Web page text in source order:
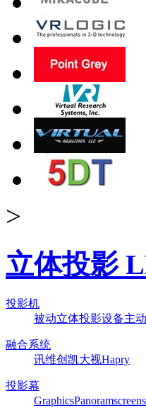
>
立体投影
投影机
被动立体投影设备主
融合系统
讯维创凯大视Hapry
投影幕
GraphicsPanoramscreens